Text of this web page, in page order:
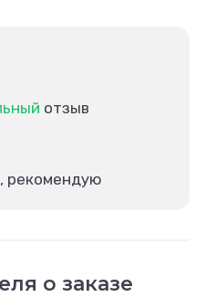
отзыв
рекомендую
о заказе